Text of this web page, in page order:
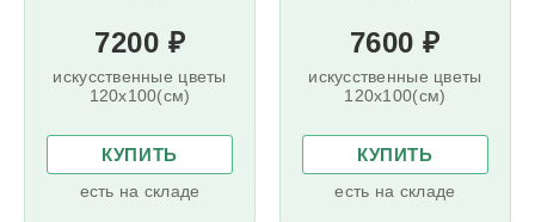
7200 ₽
искусственные цветы
120x100(см)
КУПИТЬ
есть на складе
7600 ₽
искусственные цветы
120x100(см)
КУПИТЬ
есть на складе